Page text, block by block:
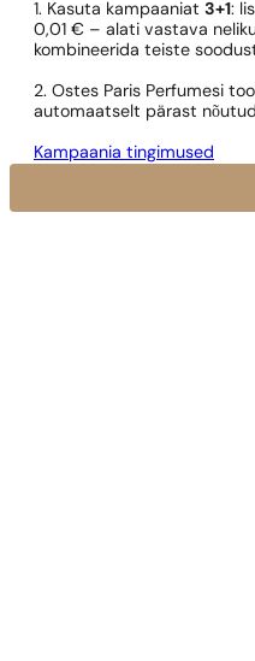
1. Kasuta kampaaniat 3+1:
0,01 € – alati vastava
kombineerida teiste
2. Ostes Paris Perfumesi
automaatselt pärast
Kampaania tingimused